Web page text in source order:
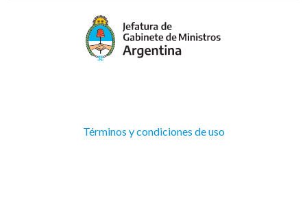
Términos y condiciones de uso(Abre